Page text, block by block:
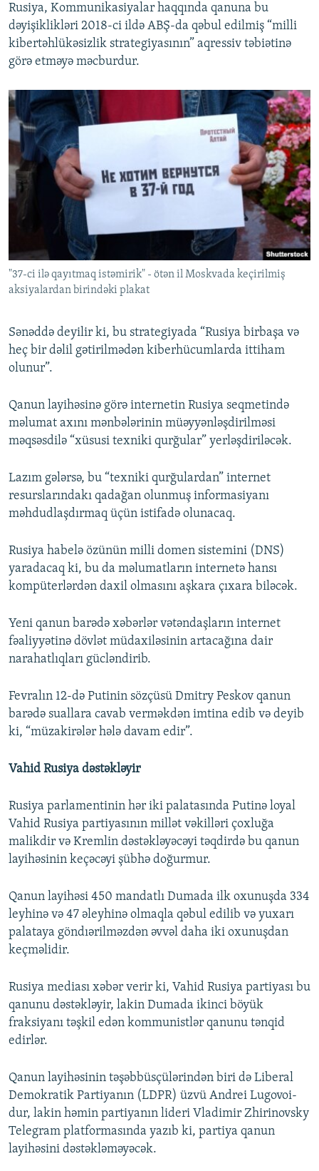
Rusiya, Kommunikasiyalar haqqında qanuna bu
dəyişiklikləri 2018-ci ildə ABŞ-da qəbul edilmiş “milli
kibertəhlükəsizlik strategiyasının” aqressiv təbiətinə
görə etməyə məcburdur.
"37-ci ilə qayıtmaq istəmirik" - ötən il Moskvada keçirilmiş
aksiyalardan birindəki plakat
Sənəddə deyilir ki, bu strategiyada “Rusiya birbaşa və
heç bir dəlil gətirilmədən kiberhücumlarda ittiham
olunur”.
Qanun layihəsinə görə internetin Rusiya seqmetində
məlumat axını mənbələrinin müəyyənləşdirilməsi
məqsəsdilə “xüsusi texniki qurğular” yerləşdiriləcək.
Lazım gələrsə, bu “texniki qurğulardan” internet
resurslarındakı qadağan olunmuş informasiyanı
məhdudlaşdırmaq üçün istifadə olunacaq.
Rusiya habelə özünün milli domen sistemini (DNS)
yaradacaq ki, bu da məlumatların internetə hansı
kompüterlərdən daxil olmasını aşkara çıxara biləcək.
Yeni qanun barədə xəbərlər vətəndaşların internet
fəaliyyətinə dövlət müdaxiləsinin artacağına dair
narahatlıqları gücləndirib.
Fevralın 12-də Putinin sözçüsü Dmitry Peskov qanun
barədə suallara cavab verməkdən imtina edib və deyib
ki, “müzakirələr hələ davam edir”.
Vahid Rusiya dəstəkləyir
Rusiya parlamentinin hər iki palatasında Putinə loyal
Vahid Rusiya partiyasının millət vəkilləri çoxluğa
malikdir və Kremlin dəstəkləyəcəyi təqdirdə bu qanun
layihəsinin keçəcəyi şübhə doğurmur.
Qanun layihəsi 450 mandatlı Dumada ilk oxunuşda 334
leyhinə və 47 əleyhinə olmaqla qəbul edilib və yuxarı
palataya göndıərilməzdən əvvəl daha iki oxunuşdan
keçməlidir.
Rusiya mediası xəbər verir ki, Vahid Rusiya partiyası bu
qanunu dəstəkləyir, lakin Dumada ikinci böyük
fraksiyanı təşkil edən kommunistlər qanunu tənqid
edirlər.
Qanun layihəsinin təşəbbüsçülərindən biri də Liberal
Demokratik Partiyanın (LDPR) üzvü Andrei Lugovoi-
dur, lakin həmin partiyanın lideri Vladimir Zhirinovsky
Telegram platformasında yazıb ki, partiya qanun
layihəsini dəstəkləməyəcək.